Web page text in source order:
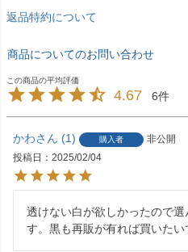
返品特約について
商品についてのお問い合わせ
4.67 6
かわ 1 購入者
非公開
投稿日
2025/02/04
透けない白が欲しかったので
す。黒も再販が有れば買いたい